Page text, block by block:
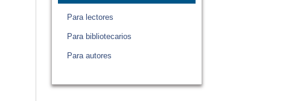
Para lectores
Para bibliotecarios
Para autores